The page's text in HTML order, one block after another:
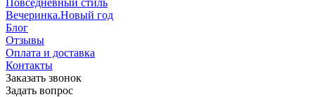
Повседневный стиль
Вечеринка.Новый год
Блог
Отзывы
Оплата и доставка
Контакты
Заказать звонок
Задать вопрос